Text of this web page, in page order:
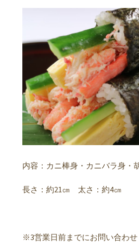
内容：カニ棒身・カニバラ身・
長さ：約21㎝ 太さ：約4㎝
※3営業日前までにお問い合わせ